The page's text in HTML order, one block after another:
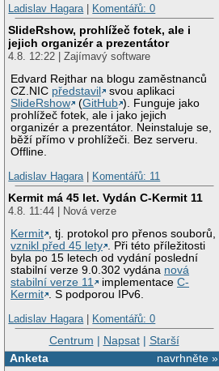
Ladislav Hagara| Komentářů: 0
SlideRshow, prohlížeč fotek, ale i
jejich organizér a prezentátor
4.8. 12:22 | Zajímavý software
Edvard Rejthar na blogu zaměstnanců
CZ.NIC představil
svou aplikaci
SlideRshow
(GitHub ). Funguje jako
prohlížeč fotek, ale i jako jejich
organizér a prezentátor. Neinstaluje se,
běží přímo v prohlížeči. Bez serveru.
Offline.
Ladislav Hagara| Komentářů: 11
Kermit má 45 let. Vydán C-Kermit 11
4.8. 11:44 | Nová verze
Kermit , tj. protokol pro přenos souborů,
vznikl před 45 lety . Při této příležitosti
byla po 15 letech od vydání poslední
stabilní verze 9.0.302 vydána nová
stabilní verze 11
implementaceC-
Kermit . S podporou IPv6.
Ladislav Hagara| Komentářů: 0
Centrum | Napsat| Starší
navrhněte »
Anketa